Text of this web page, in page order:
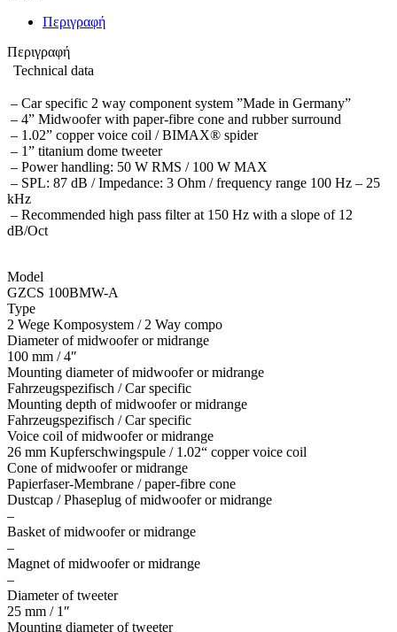
Περιγραφή
Περιγραφή
Technical data
– Car specific 2 way component system ”Made in Germany”
– 4” Midwoofer with paper-fibre cone and rubber surround
– 1.02” copper voice coil / BIMAX® spider
– 1” titanium dome tweeter
– Power handling: 50 W RMS / 100 W MAX
– SPL: 87 dB / Impedance: 3 Ohm / frequency range 100 Hz – 25
kHz
– Recommended high pass filter at 150 Hz with a slope of 12
dB/Oct
Model
GZCS 100BMW-A
Type
2 Wege Komposystem / 2 Way compo
Diameter of midwoofer or midrange
100 mm / 4″
Mounting diameter of midwoofer or midrange
Fahrzeugspezifisch / Car specific
Mounting depth of midwoofer or midrange
Fahrzeugspezifisch / Car specific
Voice coil of midwoofer or midrange
26 mm Kupferschwingspule / 1.02“ copper voice coil
Cone of midwoofer or midrange
Papierfaser-Membrane / paper-fibre cone
Dustcap / Phaseplug of midwoofer or midrange
–
Basket of midwoofer or midrange
–
Magnet of midwoofer or midrange
–
Diameter of tweeter
25 mm / 1″
Mounting diameter of tweeter